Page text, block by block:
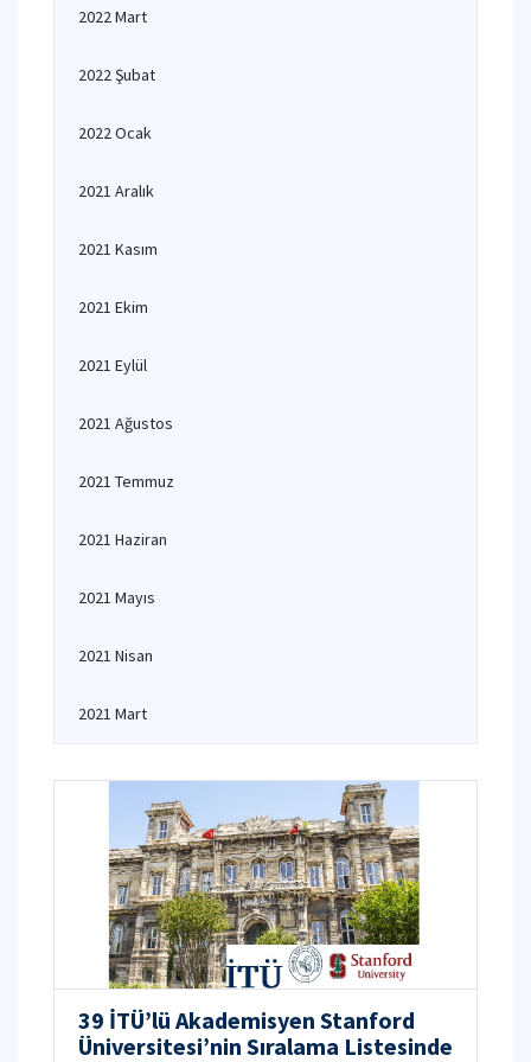
2022 Mart
2022 Şubat
2022 Ocak
2021 Aralık
2021 Kasım
2021 Ekim
2021 Eylül
2021 Ağustos
2021 Temmuz
2021 Haziran
2021 Mayıs
2021 Nisan
2021 Mart
39 İTÜ’lü Akademisyen Stanford
Üniversitesi’nin Sıralama Listesinde